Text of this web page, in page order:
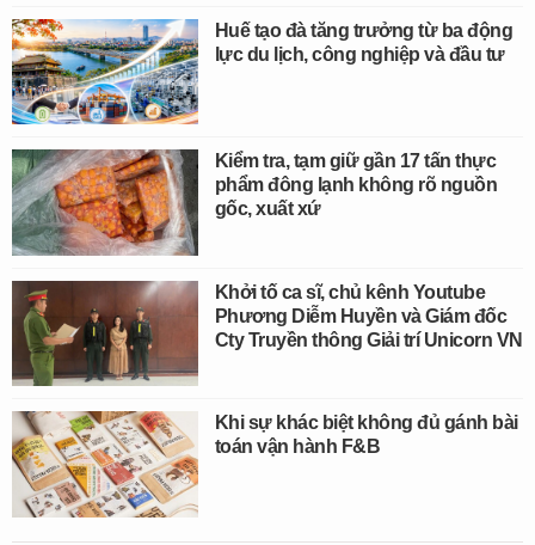
Huế tạo đà tăng trưởng từ ba động
lực du lịch, công nghiệp và đầu tư
Kiểm tra, tạm giữ gần 17 tấn thực
phẩm đông lạnh không rõ nguồn
gốc, xuất xứ
Khởi tố ca sĩ, chủ kênh Youtube
Phương Diễm Huyền và Giám đốc
Cty Truyền thông Giải trí Unicorn VN
Khi sự khác biệt không đủ gánh bài
toán vận hành F&B